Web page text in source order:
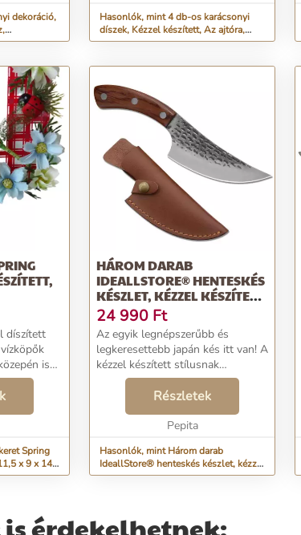
dekoráció,
Hasonlók, mint 4 db-os karácsonyi
díszek, Kézzel készített, Az ajtóra,
Bőségszar...
díszített
is
keretben
teljes...
Spring
x 9 x 14
HÁROM DARAB
IDEALLSTORE® HENTESKÉS
KÉSZLET, KÉZZEL KÉSZÍTETT,
24,...
24 990 Ft
Az egyik legnépszerűbb és
legkeresettebb japán kés itt van! A
kézzel készített stílusnak
köszönhetően ez a kés egyedi, és
a használat típusától függetlenül
bárki számára elérhető közelségbe
Részletek
Pepita
Hasonlók, mint Három darab
IdeallStore® henteskés készlet, kézzel
készített, 24,...
is érdekelhetnek: